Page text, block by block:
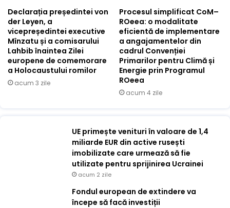
Declarația președintei von
der Leyen, a
vicepreședintei executive
Mînzatu și a comisarului
Lahbib înaintea Zilei
europene de comemorare
a Holocaustului romilor
acum 3 zile
Procesul simplificat CoM–
ROeea: o modalitate
eficientă de implementare
a angajamentelor din
cadrul Convenției
Primarilor pentru Climă și
Energie prin Programul
ROeea
acum 4 zile
UE primește venituri în valoare de 1,4
miliarde EUR din active rusești
imobilizate care urmează să fie
utilizate pentru sprijinirea Ucrainei
acum 2 zile
Fondul european de extindere va
începe să facă investiții